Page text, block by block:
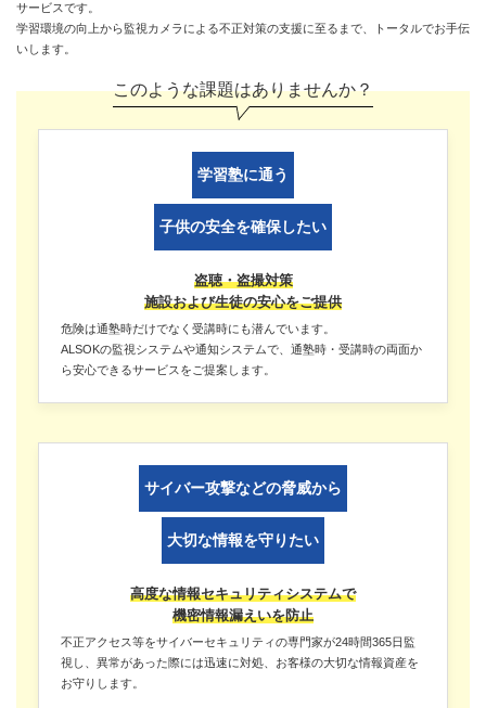
サービスです。
学習環境の向上から監視カメラによる不正対策の支援に至るまで、トータルでお手伝
いします。
このような課題はありませんか？
学習塾に通う
子供の安全を確保したい
盗聴・盗撮対策
施設および生徒の安心をご提供
危険は通塾時だけでなく受講時にも潜んでいます。
ALSOKの監視システムや通知システムで、通塾時・受講時の両面か
ら安心できるサービスをご提案します。
サイバー攻撃などの脅威から
大切な情報を守りたい
高度な情報セキュリティシステムで
機密情報漏えいを防止
不正アクセス等をサイバーセキュリティの専門家が24時間365日監
視し、異常があった際には迅速に対処、お客様の大切な情報資産を
お守りします。